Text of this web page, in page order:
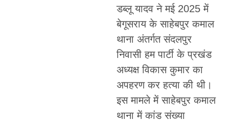
डब्लू यादव ने मई 2025 में
बेगूसराय के साहेबपुर कमाल
थाना अंतर्गत संदलपुर
निवासी हम पार्टी के प्रखंड
अध्यक्ष विकास कुमार का
अपहरण कर हत्या की थी।
इस मामले में साहेबपुर कमाल
थाना में कांड संख्या